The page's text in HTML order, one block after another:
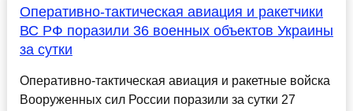
Оперативно-тактическая авиация и ракетчики
ВС РФ поразили 36 военных объектов Украины
за сутки
Оперативно-тактическая авиация и ракетные войска
Вооруженных сил России поразили за сутки 27